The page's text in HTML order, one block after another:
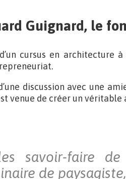
Guignard, le
cursus en architecture
discussion avec une
venue de créer un véritable
savoir-faire
de